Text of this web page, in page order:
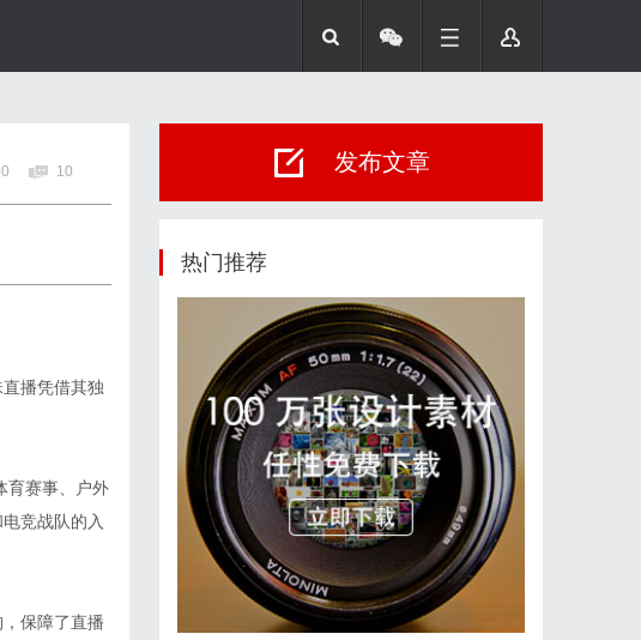
10
播凭借其独
育赛事、户外
竞战队的入
保障了直播
发布文章
热门推荐